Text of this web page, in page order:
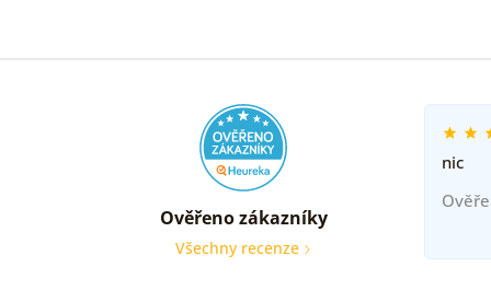
Ověřeno zákazníky
Všechny recenze
nic